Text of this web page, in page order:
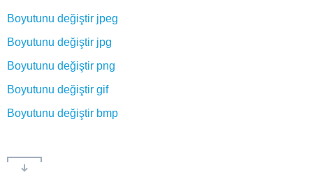
Boyutunu değiştir jpeg
Boyutunu değiştir jpg
Boyutunu değiştir png
Boyutunu değiştir gif
Boyutunu değiştir bmp